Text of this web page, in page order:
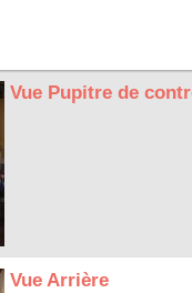
Vue Pupitre de
Vue Arrière